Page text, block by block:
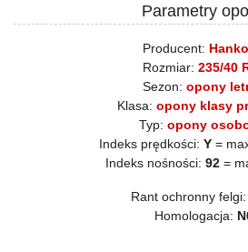
Parametry
Producent:
Rozmiar: 235/40
Sezon: opony
Klasa: opony klasy
Typ: opony
Indeks prędkości: Y =
Indeks nośności: 92 =
Rant ochronny felgi:
Homologacja: